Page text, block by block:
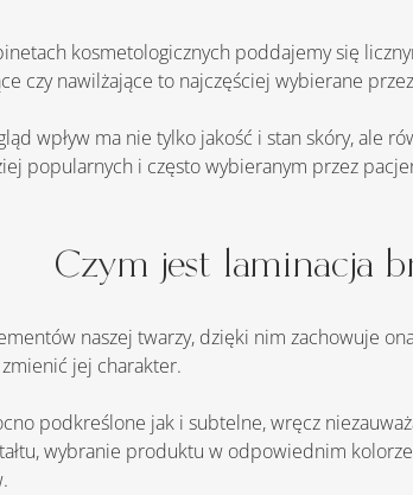
czy nawilżające to najczęściej wybierane
popularnych i często wybieranym przez
Czym jest laminacja
jej charakter.
wybranie produktu w odpowiednim kolorze